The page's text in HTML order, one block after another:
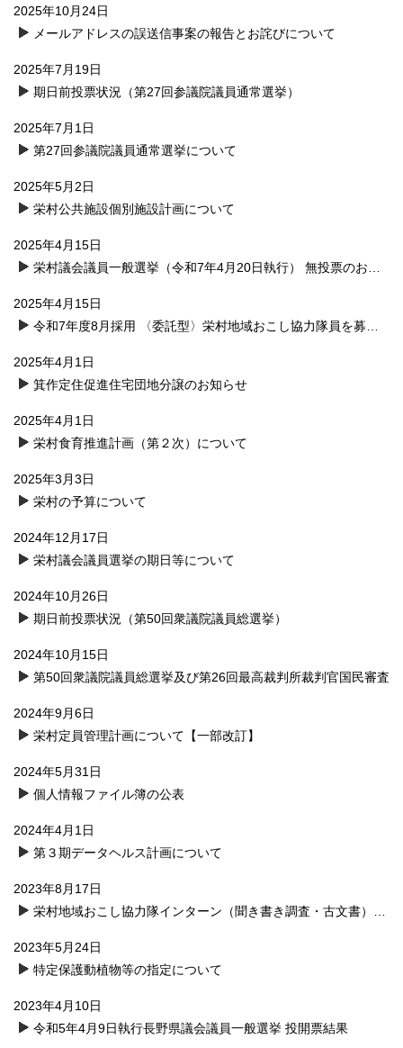
2025年10月24日
メールアドレスの誤送信事案の報告とお詫びについて
2025年7月19日
期日前投票状況（第27回参議院議員通常選挙）
2025年7月1日
第27回参議院議員通常選挙について
2025年5月2日
栄村公共施設個別施設計画について
2025年4月15日
2025年4月15日
2025年4月1日
箕作定住促進住宅団地分譲のお知らせ
2025年4月1日
栄村食育推進計画（第２次）について
2025年3月3日
栄村の予算について
2024年12月17日
栄村議会議員選挙の期日等について
2024年10月26日
期日前投票状況（第50回衆議院議員総選挙）
2024年10月15日
第50回衆議院議員総選挙及び第26回最高裁判所裁判官国民審査
2024年9月6日
栄村定員管理計画について【一部改訂】
2024年5月31日
個人情報ファイル簿の公表
2024年4月1日
第３期データヘルス計画について
2023年8月17日
2023年5月24日
特定保護動植物等の指定について
2023年4月10日
令和5年4月9日執行長野県議会議員一般選挙 投開票結果